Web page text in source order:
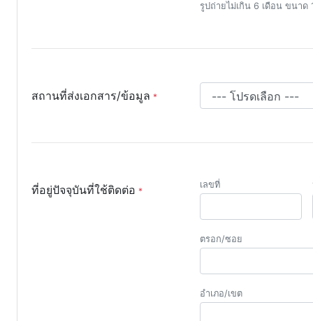
รูปถ่ายไม่เกิน 6 เดือน ขนาด
สถานที่ส่งเอกสาร/ข้อมูล
ที่อยู่ปัจจุบันที่ใช้ติดต่อ เลขที่
ตรอก/ซอย
อำเภอ/เขต